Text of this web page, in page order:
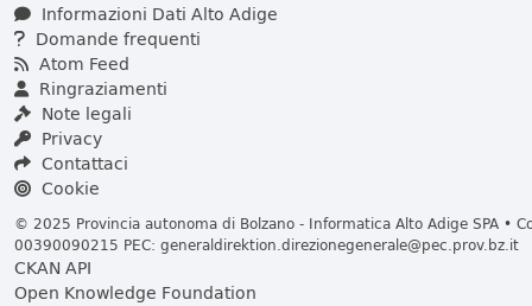
Informazioni Dati Alto Adige
Domande frequenti
Atom Feed
Ringraziamenti
Note legali
Privacy
Contattaci
Cookie
© 2025 Provincia autonoma di Bolzano - Informatica Alto Adige SPA •
00390090215 PEC: generaldirektion.direzionegenerale@pec.prov.bz.it
CKAN API
Open Knowledge Foundation